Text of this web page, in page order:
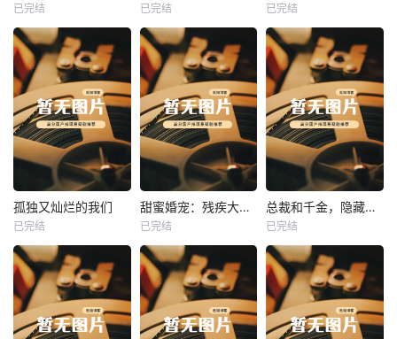
未知
已完结
未知
已完结
未知
已完结
热播
未知
孤独又灿烂的我们
已完结
热播
未知
甜蜜婚宠：残疾大佬夜夜撩
已完结
热播
未知
总裁和千金，隐藏身份闪婚了
已完结